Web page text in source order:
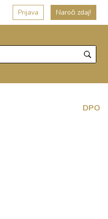
Prijava Naroči zdaj!
DPO